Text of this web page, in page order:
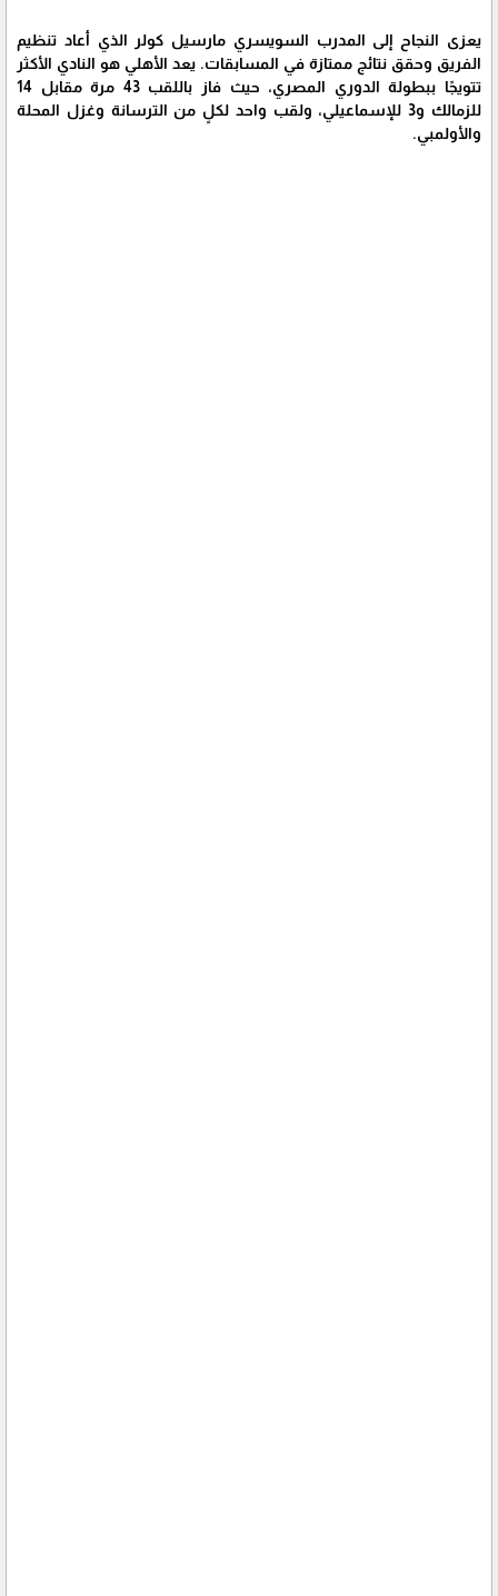
يعزى النجاح إلى المدرب السويسري مارسيل كولر الذي أعاد تنظيم
الفريق وحقق نتائج ممتازة في المسابقات. يعد الأهلي هو النادي الأكثر
تتويجًا ببطولة الدوري المصري، حيث فاز باللقب 43 مرة مقابل 14
للزمالك و3 للإسماعيلي، ولقب واحد لكلٍ من الترسانة وغزل المحلة
والأولمبي.